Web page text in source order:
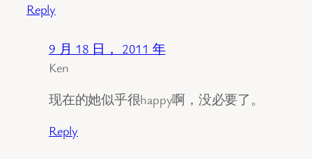
Reply
9 月 18 日， 2011 年
Ken
现在的她似乎很happy啊，没必要了。
Reply